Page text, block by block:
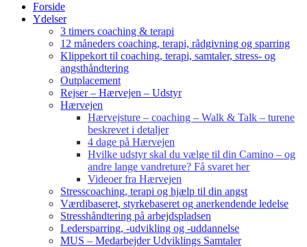
Forside
Ydelser
3 timers coaching & terapi
12 måneders coaching, terapi, rådgivning og sparring
Klippekort til coaching, terapi, samtaler, stress- og
angsthåndtering
Outplacement
Rejser – Hærvejen – Udstyr
Hærvejen
Hærvejsture – coaching – Walk & Talk – turene
beskrevet i detaljer
4 dage på Hærvejen
Hvilke udstyr skal du vælge til din Camino – og
andre lange vandreture? Få svaret her
Videoer fra Hærvejen
Stresscoaching, terapi og hjælp til din angst
Værdibaseret, styrkebaseret og anerkendende ledelse
Stresshåndtering på arbejdspladsen
Ledersparring, -udvikling og -uddannelse
MUS – Medarbejder Udviklings Samtaler